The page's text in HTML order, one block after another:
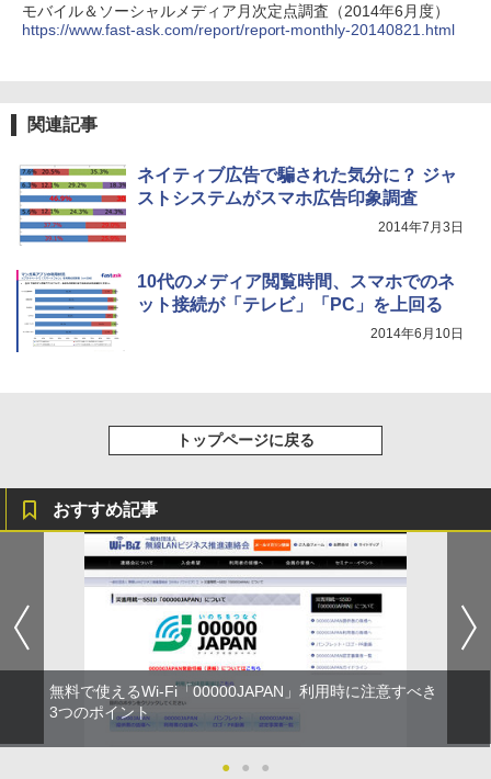
モバイル＆ソーシャルメディア月次定点調査（2014年6月度）
https://www.fast-ask.com/report/report-monthly-20140821.html
関連記事
ネイティブ広告で騙された気分に？ ジャ
ストシステムがスマホ広告印象調査
2014年7月3日
10代のメディア閲覧時間、スマホでのネ
ット接続が「テレビ」「PC」を上回る
2014年6月10日
トップページに戻る
おすすめ記事
無料で使えるWi-Fi「00000JAPAN」利用時に注意すべき
3つのポイント
● ● ●